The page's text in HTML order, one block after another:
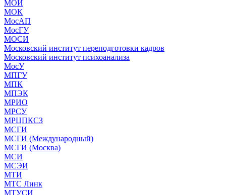
МОИ
МОК
МосАП
МосГУ
МОСИ
Московский институт переподготовки кадров
Московский институт психоанализа
МосУ
МПГУ
МПК
МПЭК
МРИО
МРСУ
МРЦПКСЗ
МСГИ
МСГИ (Международный)
МСГИ (Москва)
МСИ
МСЭИ
МТИ
МТС Линк
МТУСИ